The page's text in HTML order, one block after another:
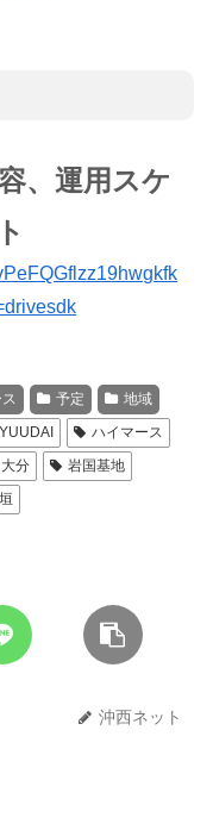
、運用スケ
予定
地域
ハイマース
大分
岩国基地
沖西ネット